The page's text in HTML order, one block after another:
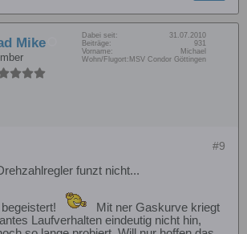
Mike Dabei seit:
31.07.2010
Beiträge:
931
Vorname:
Michael
Wohn/Flugort: MSV Condor Göttingen
#9
funzt nicht...
Mit ner Gaskurve kriegt
Laufverhalten eindeutig nicht hin,